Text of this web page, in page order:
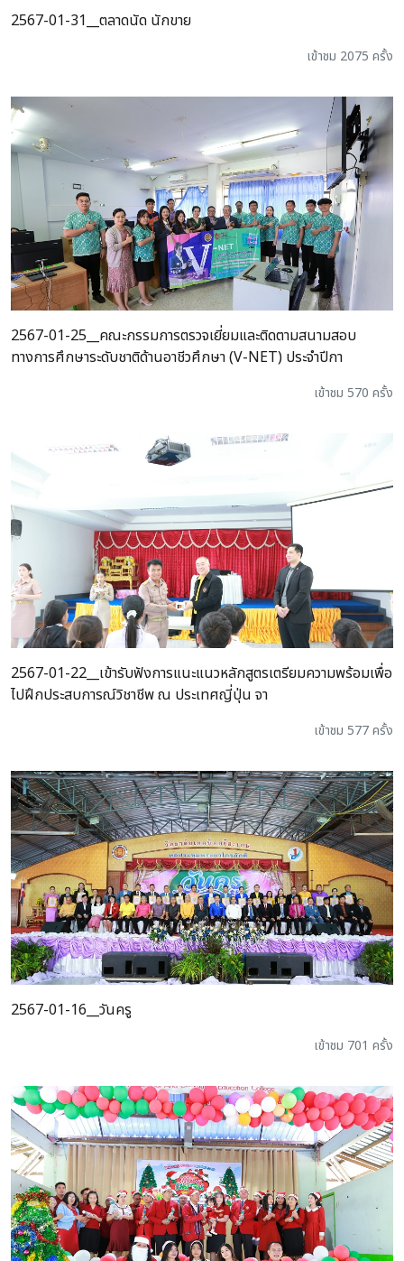
2567-01-31__ตลาดนัด นักขาย
เข้าชม 2075 ครั้ง
2567-01-25__คณะกรรมการตรวจเยี่ยมและติดตามสนามสอบ
ทางการศึกษาระดับชาติด้านอาชีวศึกษา (V-NET) ประจำปีกา
เข้าชม 570 ครั้ง
2567-01-22__เข้ารับฟังการแนะแนวหลักสูตรเตรียมความพร้อมเพื่อ
ไปฝึกประสบการณ์วิชาชีพ ณ ประเทศญี่ปุ่น จา
เข้าชม 577 ครั้ง
2567-01-16__วันครู
เข้าชม 701 ครั้ง